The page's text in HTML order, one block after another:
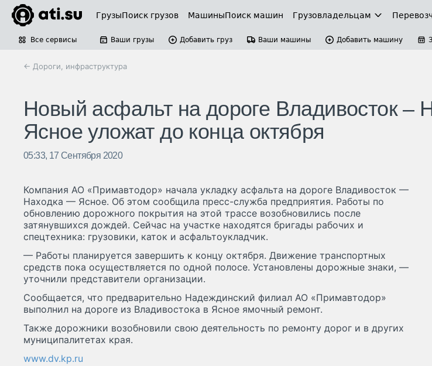
ГрузыПоиск грузов МашиныПоиск машин Грузовладельцам
Все сервисы Ваши грузы Добавить груз Ваши машины Добавить машину
← Дороги, инфраструктура
Новый асфальт на дороге Владивосток –
Ясное уложат до конца октября
05:33, 17 Сентября 2020
Компания АО «Примавтодор» начала укладку асфальта на дороге Владивосток —
Находка — Ясное. Об этом сообщила пресс-служба предприятия. Работы по
обновлению дорожного покрытия на этой трассе возобновились после
затянувшихся дождей. Сейчас на участке находятся бригады рабочих и
спецтехника: грузовики, каток и асфальтоукладчик.
— Работы планируется завершить к концу октября. Движение транспортных
средств пока осуществляется по одной полосе. Установлены дорожные знаки, —
уточнили представители организации.
Сообщается, что предварительно Надеждинский филиал АО «Примавтодор»
выполнил на дороге из Владивостока в Ясное ямочный ремонт.
Также дорожники возобновили свою деятельность по ремонту дорог и в других
муниципалитетах края.
www.dv.kp.ru